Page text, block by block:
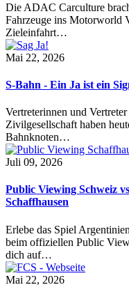
Die ADAC Carculture
Fahrzeuge ins Motorworld
Zieleinfahrt…
Mai 22, 2026
S-Bahn - Ein Ja ist ein
Vertreterinnen und
Zivilgesellschaft haben
Bahnknoten…
Juli 09, 2026
Public Viewing Schweiz
Schaffhausen
Erlebe das Spiel
beim offiziellen Public
dich auf…
Mai 22, 2026